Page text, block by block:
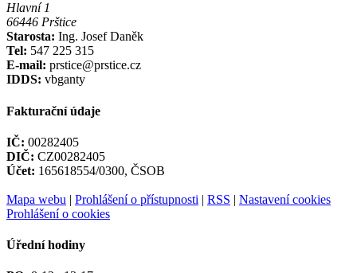
Hlavní 1
66446 Prštice
Starosta: Ing. Josef Daněk
Tel: 547 225 315
E-mail: prstice@prstice.cz
IDDS: vbganty
Fakturační údaje
IČ: 00282405
DIČ: CZ00282405
Účet: 165618554/0300, ČSOB
Mapa webu | Prohlášení o přístupnosti | RSS | Nastavení cookies
Prohlášení o cookies
Úřední hodiny